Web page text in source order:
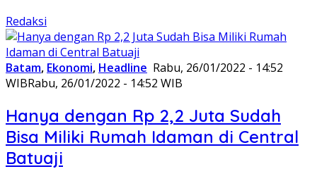
Redaksi
Batam, Ekonomi, Headline Rabu, 26/01/2022 - 14:52
WIBRabu, 26/01/2022 - 14:52 WIB
Hanya dengan Rp 2,2 Juta Sudah
Bisa Miliki Rumah Idaman di Central
Batuaji